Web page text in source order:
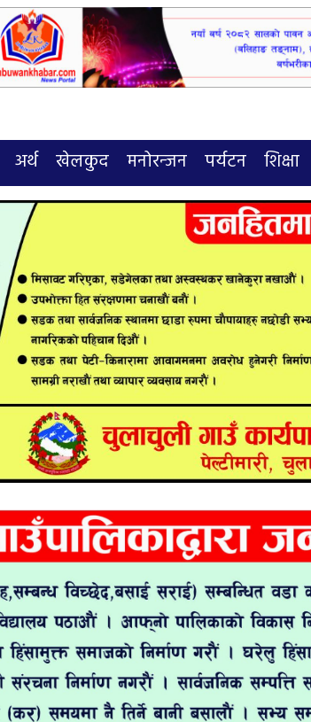
अर्थ खेलकुद मनोरन्जन पर्यटन शिक्षा